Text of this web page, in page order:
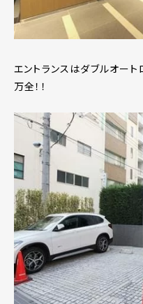
エントランスはダブルオート
万全！！